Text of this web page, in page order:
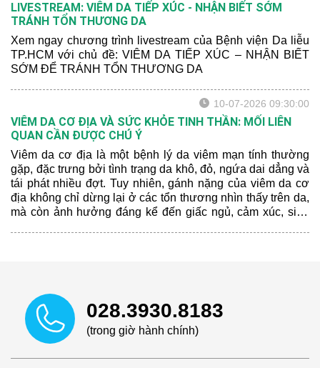
LIVESTREAM: VIÊM DA TIẾP XÚC - NHẬN BIẾT SỚM
TRÁNH TỔN THƯƠNG DA
Xem ngay chương trình livestream của Bệnh viện Da liễu
TP.HCM với chủ đề: VIÊM DA TIẾP XÚC – NHẬN BIẾT
SỚM ĐỂ TRÁNH TỔN THƯƠNG DA
10-07-2026 09:30:00
VIÊM DA CƠ ĐỊA VÀ SỨC KHỎE TINH THẦN: MỐI LIÊN
QUAN CẦN ĐƯỢC CHÚ Ý
Viêm da cơ địa là một bệnh lý da viêm mạn tính thường
gặp, đặc trưng bởi tình trạng da khô, đỏ, ngứa dai dẳng và
tái phát nhiều đợt. Tuy nhiên, gánh nặng của viêm da cơ
địa không chỉ dừng lại ở các tổn thương nhìn thấy trên da,
mà còn ảnh hưởng đáng kể đến giấc ngủ, cảm xúc, sinh
028.3930.8183
(trong giờ hành chính)